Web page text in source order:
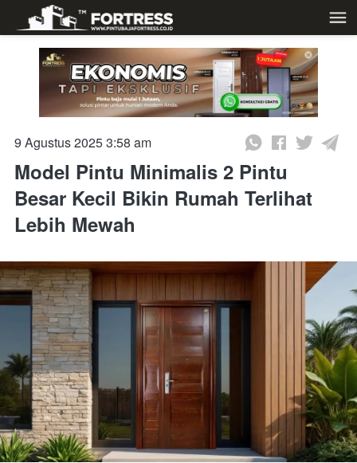
9 Agustus 2025 3:58 am
Model Pintu Minimalis 2 Pintu
Besar Kecil Bikin Rumah Terlihat
Lebih Mewah